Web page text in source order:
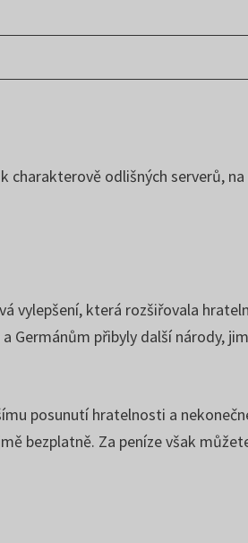
odlišných serverů,
vylepšení, která rozšiřovala
Germánům přibyly další národy,
posunutí hratelnosti a
bezplatně. Za peníze však